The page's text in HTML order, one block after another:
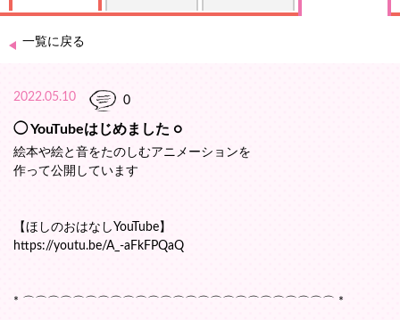
一覧に戻る
2022.05.10 0
◯ YouTubeはじめました ○
絵本や絵と音をたのしむアニメーションを
作って公開しています
【ほしのおはなしYouTube】
https://youtu.be/A_-aFkFPQaQ
* ⌒⌒⌒⌒⌒⌒⌒⌒⌒⌒⌒⌒⌒⌒⌒⌒⌒⌒⌒⌒⌒⌒⌒⌒⌒ *